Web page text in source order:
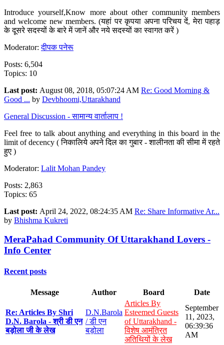
Introduce yourself,Know more about other community members
and welcome new members. (यहां पर कृपया अपना परिचय दें, मेरा पहाड़
के दूसरे सदस्यों के बारे में जानें और नये सदस्यों का स्वागत करें )
Moderator:दीपक पनेरू
Posts: 6,504
Topics: 10
Last post: August 08, 2018, 05:07:24 AM Re: Good Morning &
Good ... by Devbhoomi,Uttarakhand
General Discussion - सामान्य वार्तालाप !
Feel free to talk about anything and everything in this board in the
limit of decency ( निकालिये अपने दिल का गुबार - शालीनता की सीमा में रहते
हुए )
Moderator: Lalit Mohan Pandey
Posts: 2,863
Topics: 65
Last post: April 24, 2022, 08:24:35 AM Re: Share Informative Ar...
by Bhishma Kukreti
MeraPahad Community Of Uttarakhand Lovers -
Info Center
Recent posts
Message Author Board Date
Re: Articles By Shri
D.N. Barola - श्री डी एन
बड़ोला जी के लेख
D.N.Barola
/ डी एन
बड़ोला
Articles By
Esteemed Guests
of Uttarakhand -
विशेष आमंत्रित
अतिथियों के लेख
September
11, 2023,
06:39:36
AM